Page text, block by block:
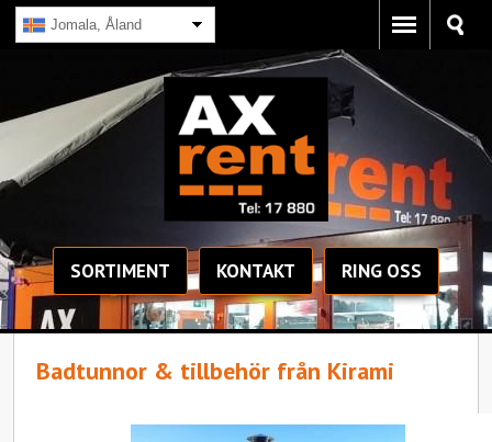
Jomala, Åland
SORTIMENT KONTAKT RING OSS
Badtunnor & tillbehör från Kirami